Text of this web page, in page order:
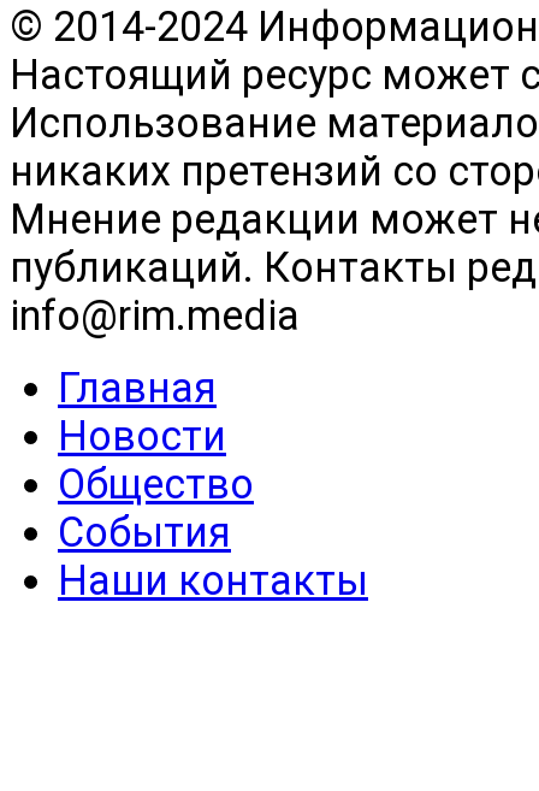
© 2014-2024
Настоящий ресурс может
Использование
никаких претензий со
Мнение редакции может
публикаций. Контакты
info@rim.media
Главная
Новости
Общество
События
Наши контакты